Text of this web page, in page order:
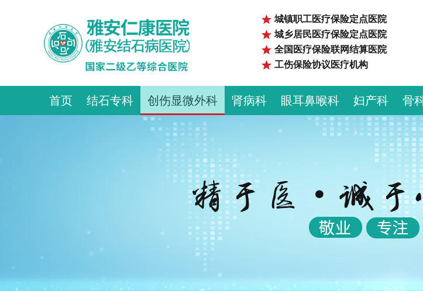
城镇职工医疗保险定点医院
城乡居民医疗保险定点医院
全国医疗保险联网结算医院
工伤保险协议医疗机构
首页 结石专科 创伤显微外科 肾病科 眼耳鼻喉科 妇产科 骨